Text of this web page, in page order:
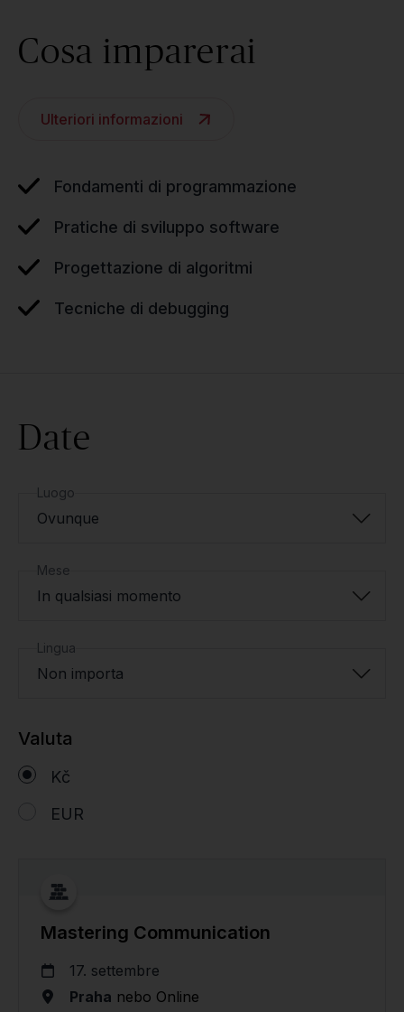
Cosa imparerai
Ulteriori informazioni
Fondamenti di programmazione
Pratiche di sviluppo software
Progettazione di algoritmi
Tecniche di debugging
Date
Luogo
Ovunque
Mese
In qualsiasi momento
Lingua
Non importa
Valuta
Kč
EUR
Mastering Communication
17. settembre
Praha nebo Online